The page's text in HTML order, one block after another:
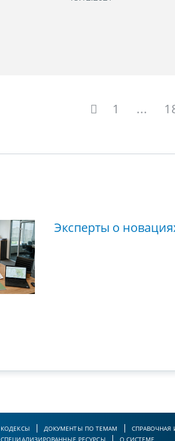
1 ...
Эксперты о
КОДЕКСЫ ДОКУМЕНТЫ ПО ТЕМАМ
СПЕЦИАЛИЗИРОВАННЫЕ РЕСУРСЫ
О СИСТЕМЕ